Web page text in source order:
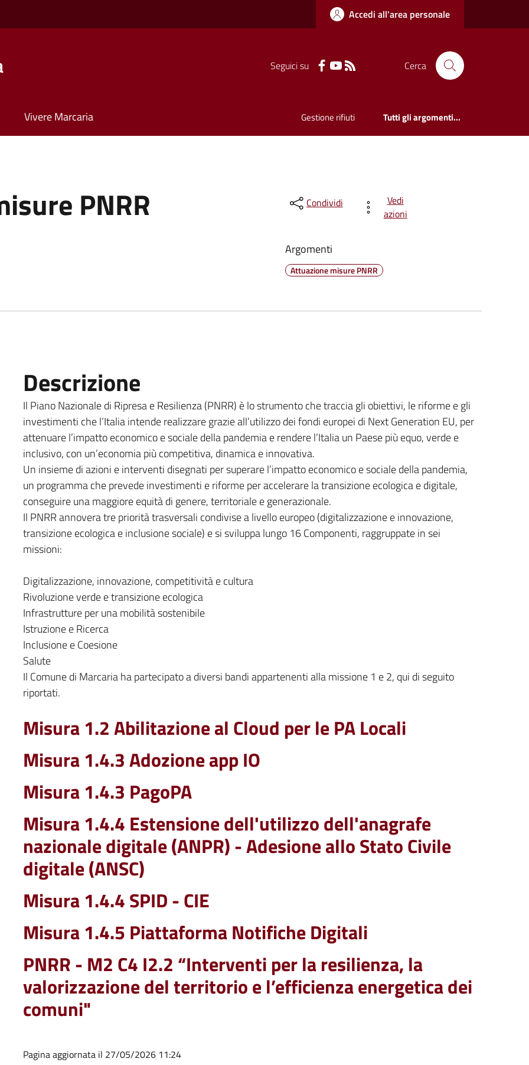
Accedi all'area personale
Seguici su Cerca
Vivere Marcaria Gestione rifiuti Tutti gli argomenti...
PNRR Condividi
Vedi
azioni
Argomenti
Attuazione misure PNRR
Descrizione
Il Piano Nazionale di Ripresa e Resilienza (PNRR) è lo strumento che traccia gli obiettivi, le riforme e gli
investimenti che l’Italia intende realizzare grazie all’utilizzo dei fondi europei di Next Generation EU, per
attenuare l’impatto economico e sociale della pandemia e rendere l’Italia un Paese più equo, verde e
inclusivo, con un’economia più competitiva, dinamica e innovativa.
Un insieme di azioni e interventi disegnati per superare l’impatto economico e sociale della pandemia,
un programma che prevede investimenti e riforme per accelerare la transizione ecologica e digitale,
conseguire una maggiore equità di genere, territoriale e generazionale.
Il PNRR annovera tre priorità trasversali condivise a livello europeo (digitalizzazione e innovazione,
transizione ecologica e inclusione sociale) e si sviluppa lungo 16 Componenti, raggruppate in sei
missioni:
Digitalizzazione, innovazione, competitività e cultura
Rivoluzione verde e transizione ecologica
Infrastrutture per una mobilità sostenibile
Istruzione e Ricerca
Inclusione e Coesione
Salute
Il Comune di Marcaria ha partecipato a diversi bandi appartenenti alla missione 1 e 2, qui di seguito
riportati.
Misura 1.2 Abilitazione al Cloud per le PA Locali
Misura 1.4.3 Adozione app IO
Misura 1.4.3 PagoPA
Misura 1.4.4 Estensione dell'utilizzo dell'anagrafe
nazionale digitale (ANPR) - Adesione allo Stato Civile
digitale (ANSC)
Misura 1.4.4 SPID - CIE
Misura 1.4.5 Piattaforma Notifiche Digitali
PNRR - M2 C4 I2.2 “Interventi per la resilienza, la
valorizzazione del territorio e l’efficienza energetica dei
comuni"
Pagina aggiornata il 27/05/2026 11:24